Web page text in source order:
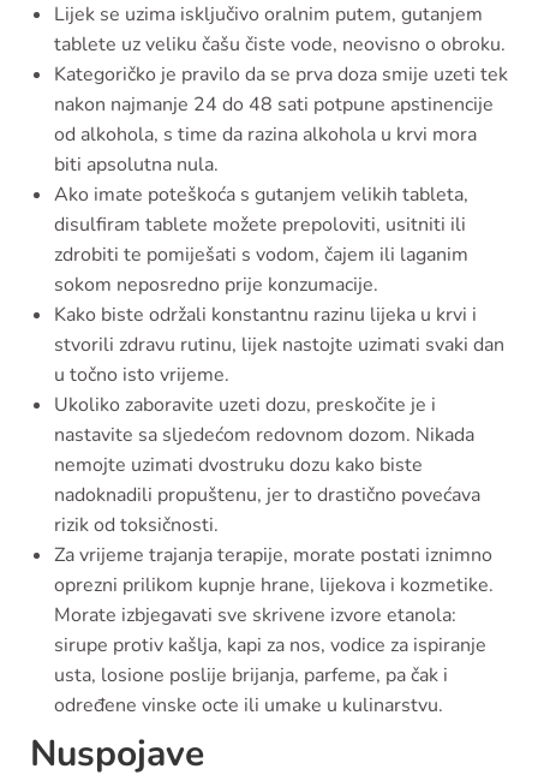
Lijek se uzima isključivo oralnim putem, gutanjem
tablete uz veliku čašu čiste vode, neovisno o obroku.
Kategoričko je pravilo da se prva doza smije uzeti tek
nakon najmanje 24 do 48 sati potpune apstinencije
od alkohola, s time da razina alkohola u krvi mora
biti apsolutna nula.
Ako imate poteškoća s gutanjem velikih tableta,
disulfiram tablete možete prepoloviti, usitniti ili
zdrobiti te pomiješati s vodom, čajem ili laganim
sokom neposredno prije konzumacije.
Kako biste održali konstantnu razinu lijeka u krvi i
stvorili zdravu rutinu, lijek nastojte uzimati svaki dan
u točno isto vrijeme.
Ukoliko zaboravite uzeti dozu, preskočite je i
nastavite sa sljedećom redovnom dozom. Nikada
nemojte uzimati dvostruku dozu kako biste
nadoknadili propuštenu, jer to drastično povećava
rizik od toksičnosti.
Za vrijeme trajanja terapije, morate postati iznimno
oprezni prilikom kupnje hrane, lijekova i kozmetike.
Morate izbjegavati sve skrivene izvore etanola:
sirupe protiv kašlja, kapi za nos, vodice za ispiranje
usta, losione poslije brijanja, parfeme, pa čak i
određene vinske octe ili umake u kulinarstvu.
Nuspojave